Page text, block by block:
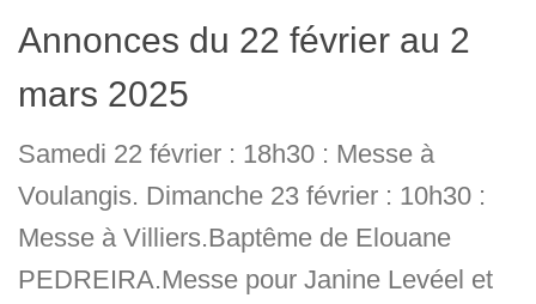
Annonces du 22 février au 2
mars 2025
Samedi 22 février : 18h30 : Messe à
Voulangis. Dimanche 23 février : 10h30 :
Messe à Villiers.Baptême de Elouane
PEDREIRA.Messe pour Janine Levéel et